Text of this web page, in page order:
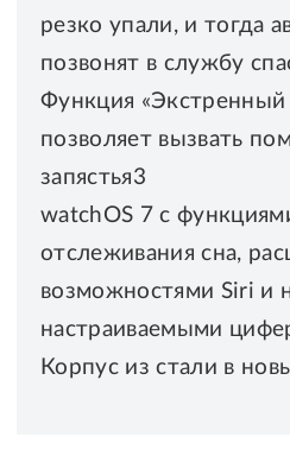
резко упали, и тогда
позвонят в службу
Функция «Экстренный
позволяет вызвать
запястья3
watchOS 7 с
отслеживания сна,
возможностями Siri и
настраиваемыми
Корпус из стали в